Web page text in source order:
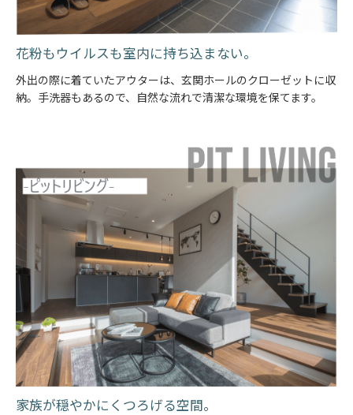
花粉もウイルスも室内に持ち込まない。
外出の際に着ていたアウターは、玄関ホールのクローゼットに収
納。手洗器もあるので、自然な流れで清潔な環境を保てます。
家族が穏やかにくつろげる空間。